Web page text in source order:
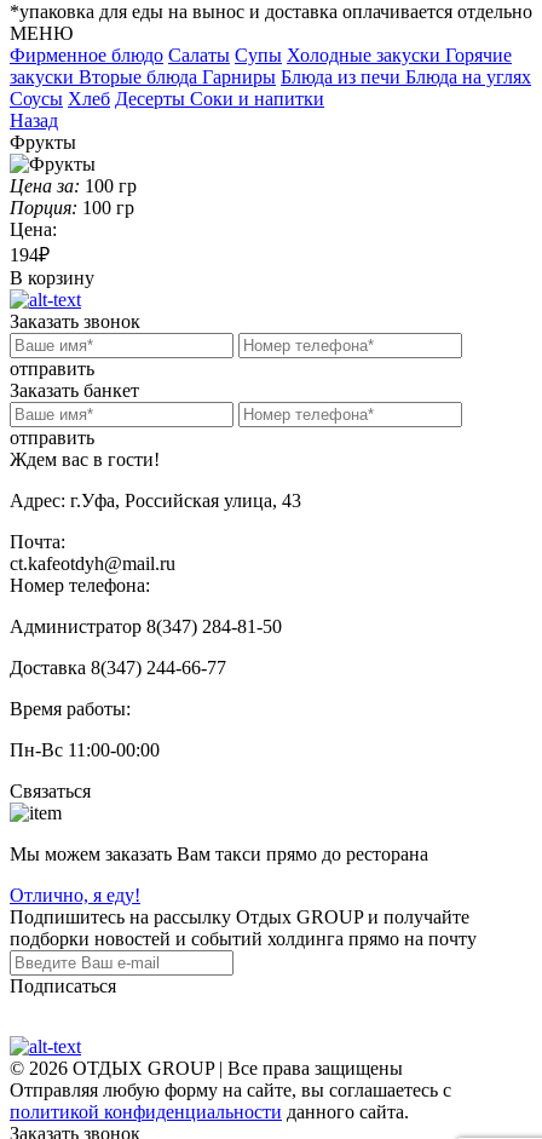
*упаковка для еды на вынос и доставка оплачивается отдельно
МЕНЮ
Фирменное блюдо Салаты Супы Холодные закуски Горячие
закуски Вторые блюда Гарниры Блюда из печи Блюда на углях
Соусы Хлеб Десерты Соки и напитки
Назад
Фрукты
Цена за: 100 гр
Порция: 100 гр
Цена:
194₽
В корзину
Заказать звонок
отправить
Заказать банкет
отправить
Ждем вас в гости!
Адрес: г.Уфа, Российская улица, 43
Почта:
ct.kafeotdyh@mail.ru
Номер телефона:
Администратор 8(347) 284-81-50
Доставка 8(347) 244-66-77
Время работы:
Пн-Вс 11:00-00:00
Связаться
Мы можем заказать Вам такси прямо до ресторана
Отлично, я еду!
Подпишитесь на рассылку Отдых GROUP и получайте
подборки новостей и событий холдинга прямо на почту
Подписаться
© 2026 ОТДЫХ GROUP | Все права защищены
Отправляя любую форму на сайте, вы соглашаетесь с
политикой конфиденциальности данного сайта.
Заказать звонок